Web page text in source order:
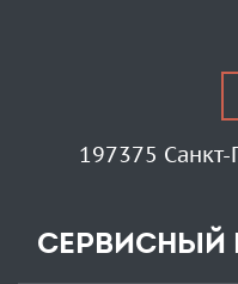
197375
СЕРВИСНЫЙ